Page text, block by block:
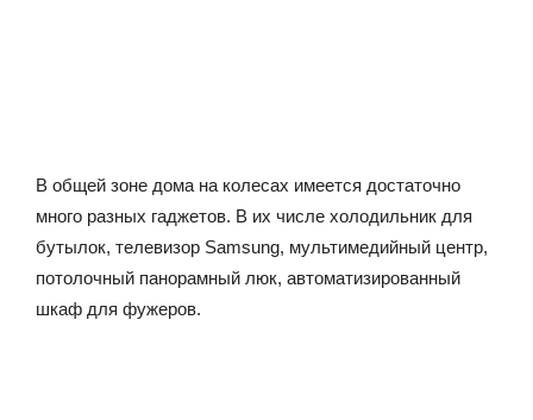
В общей зоне дома на колесах имеется достаточно
много разных гаджетов. В их числе холодильник для
бутылок, телевизор Samsung, мультимедийный центр,
потолочный панорамный люк, автоматизированный
шкаф для фужеров.